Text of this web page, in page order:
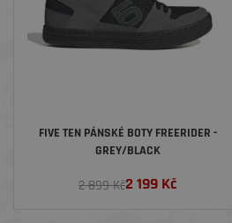
FIVE TEN PÁNSKÉ BOTY FREERIDER -
GREY/BLACK
2 899 Kč2 199 Kč